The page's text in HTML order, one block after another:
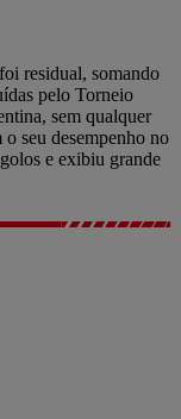
residual, somando
pelo Torneio
sem qualquer
seu desempenho no
e exibiu grande